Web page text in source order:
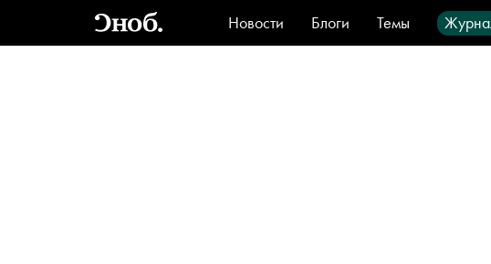
Новости Блоги Темы
Стиль
Видео